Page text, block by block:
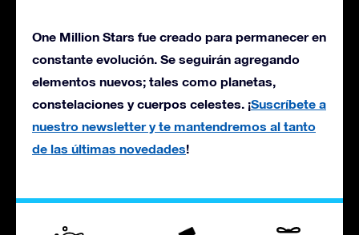
One Million Stars fue creado para permanecer en
constante evolución. Se seguirán agregando
elementos nuevos; tales como planetas,
constelaciones y cuerpos celestes. ¡Suscríbete a
nuestro newsletter y te mantendremos al tanto
de las últimas novedades!